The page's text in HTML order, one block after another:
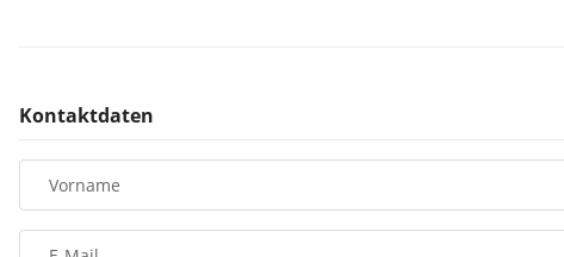
Kontaktdaten
Vorname